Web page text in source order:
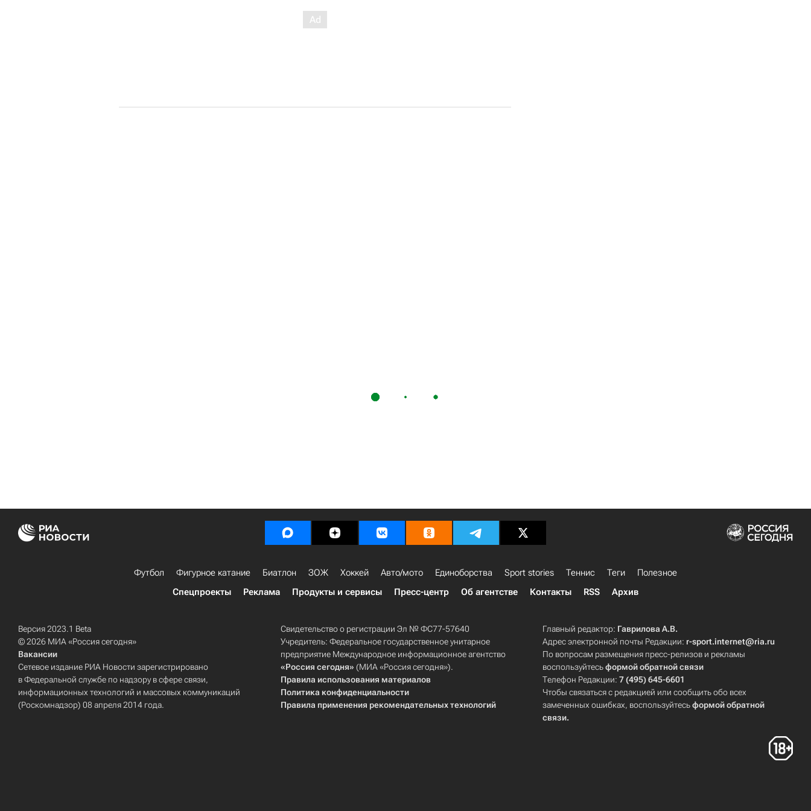
Футбол Фигурное катание Биатлон ЗОЖ Хоккей Авто/мото Единоборства Sport stories Теннис Теги
Полезное
Спецпроекты
Реклама Продукты и сервисы Пресс-центр Об агентстве Контакты RSS Архив
Версия 2023.1 Beta
© 2026 МИА «Россия сегодня»
Вакансии
Сетевое издание РИА Новости зарегистрировано
в Федеральной службе по надзору в сфере связи,
информационных технологий и массовых коммуникаций
(Роскомнадзор) 08 апреля 2014 года.
Свидетельство о регистрации Эл № ФС77-57640
Учредитель: Федеральное государственное унитарное
предприятие Международное информационное агентство
«Россия сегодня» (МИА «Россия сегодня»).
Правила использования материалов
Политика конфиденциальности
Правила применения рекомендательных технологий
Главный редактор: Гаврилова А.В.
Адрес электронной почты Редакции: r-sport.internet@ria.ru
По вопросам размещения пресс-релизов и рекламы
воспользуйтесьформой обратной связи
Телефон Редакции:7 (495) 645-6601
Чтобы связаться с редакцией или сообщить обо всех
замеченных ошибках, воспользуйтесьформой обратной
связи.